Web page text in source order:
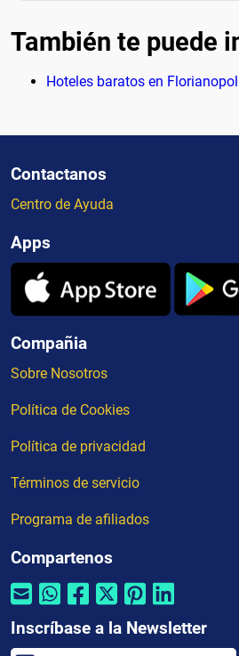
También te puede
Hoteles baratos en
Contactanos
Centro de Ayuda
Apps
Compañia
Sobre Nosotros
Política de Cookies
Política de privacidad
Términos de servicio
Programa de afiliados
Compartenos
Inscríbase a la Newsletter